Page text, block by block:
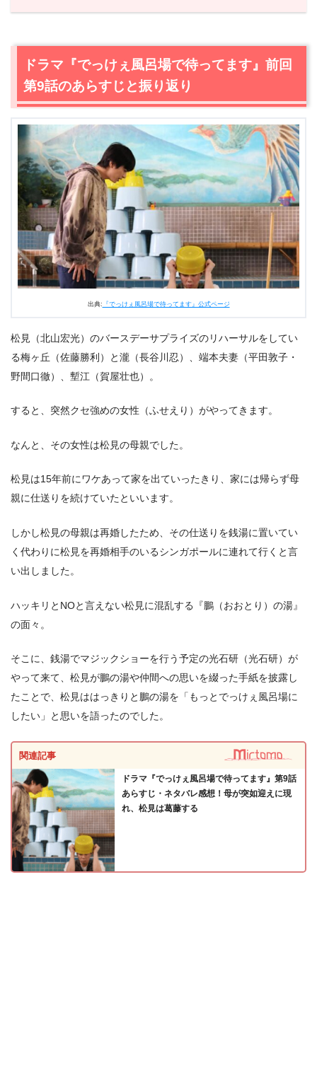
1.ドラマ『でっけぇ風呂場で待ってます』前回第9話のあら
【ネタバレ】ドラマ『でっけぇ風呂場で待ってます』第
10話（最終回）あらすじ・感想
2.1 祭りの準備
2.3しんさんは俺が守る！
2.4鵬太鼓
2.5チンピラ現る
2.6チンピラとの勝負
2.7松見の本気
2.8 梅ヶ丘と瀧の人生
3.ドラマ『でっけぇ風呂場で待ってます』第10話（最終
回）あらすじ・ネタバレ感想まとめ
ドラマ『でっけぇ風呂場で待ってます』前回
第9話のあらすじと振り返り
出典: 『でっけぇ風呂場で待ってます』公式ページ
松見（北山宏光）のバースデーサプライズのリハーサルをしてい
る梅ヶ丘（佐藤勝利）と瀧（長谷川忍）、端本夫妻（平田敦子・
野間口徹）、塹江（賀屋壮也）。
すると、突然クセ強めの女性（ふせえり）がやってきます。
なんと、その女性は松見の母親でした。
松見は15年前にワケあって家を出ていったきり、家には帰らず母
親に仕送りを続けていたといいます。
しかし松見の母親は再婚したため、その仕送りを銭湯に置いてい
く代わりに松見を再婚相手のいるシンガポールに連れて行くと言
い出しました。
ハッキリとNOと言えない松見に混乱する『鵬（おおとり）の湯』
の面々。
そこに、銭湯でマジックショーを行う予定の光石研（光石研）が
やって来て、松見が鵬の湯や仲間への思いを綴った手紙を披露し
たことで、松見ははっきりと鵬の湯を「もっとでっけぇ風呂場に
したい」と思いを語ったのでした。
関連記事
ドラマ『でっけぇ風呂場で待ってます』第9話
あらすじ・ネタバレ感想！母が突如迎えに現
れ、松見は葛藤する